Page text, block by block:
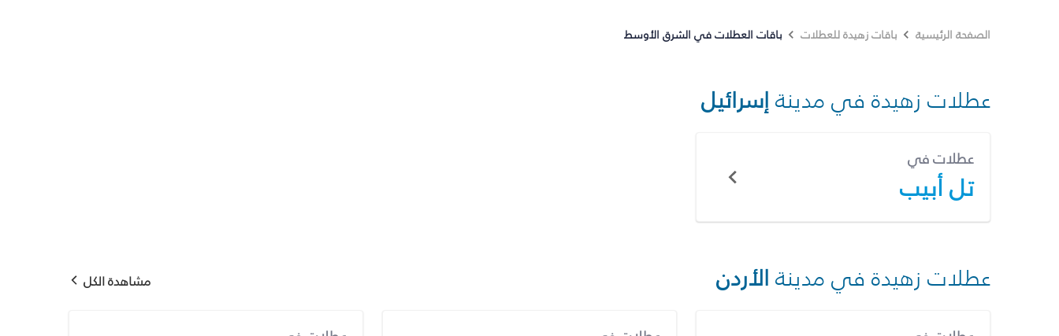
الصفحة الرئيسية باقات زهيدة للعطلات باقات العطلات في الشرق الأوسط
عطلات زهيدة في مدينةإسرائيل
عطلات في
تل أبيب
عطلات زهيدة في مدينة الأردن مشاهدة الكل